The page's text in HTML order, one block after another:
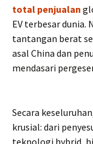
total penjualan
EV terbesar dunia.
tantangan berat
asal China dan
mendasari
Secara
krusial: dari
teknologi hybrid,